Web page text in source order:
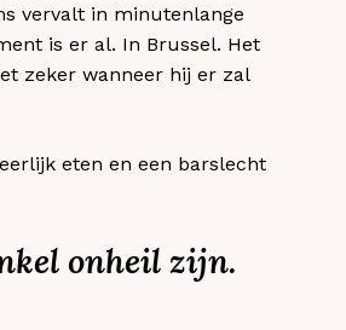
vervalt in minutenlange
is er al. In Brussel. Het
zeker wanneer hij er zal
eten en een barslecht
onheil zijn.